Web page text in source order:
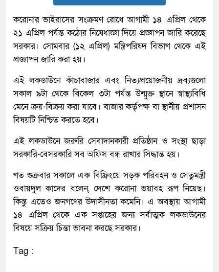
করোনার ভাইরাসের সংক্রমণ রোধে আগামী ১৪ এপ্রিল থেকে
২১ এপ্রিল পর্যন্ত কঠোর নিষেধাজ্ঞা দিয়ে প্রজ্ঞাপন জারি করেছে
সরকার। সোমবার (১২ এপ্রিল) মন্ত্রিপরিষদ বিভাগ থেকে এই
প্রজ্ঞাপন জারি করা হয়।
এই লকডাউনে কাঁচাবাজার এবং নিত্যপ্রয়োজনীয় দ্রব্যগুলো
সকাল ৯টা থেকে বিকেল ৩টা পর্যন্ত উন্মুক্ত স্থানে স্বাস্থ্যবিধি
মেনে ক্রয়-বিক্রয় করা যাবে। বাজার কর্তৃপক্ষ বা স্থানীয় প্রশাসন
বিষয়টি নিশ্চিত করতে হবে।
এই লকডাউনে জরুরি সেবাদানকারী প্রতিষ্ঠান ও সংস্থা ছাড়া
সরকারি-বেসরকারি সব অফিস বন্ধ রাখার সিদ্ধান্ত হয়।
গত শুক্রবার সকালে এক বিফ্রিংয়ে সড়ক পরিবহন ও সেতুমন্ত্রী
ওবায়দুল কাদের বলেন, দেশে করোনা ভয়াবহ রূপ নিয়েছ।
কিন্তু এতেও জনগণের উদাসীনতা কমেনি। এ অবস্থায় আগামী
১৪ এপ্রিল থেকে এক সপ্তাহের জন্য সর্বাত্মক লকডাউনের
বিষয়ে সক্রিয় চিন্তা ভাবনা করছে সরকার।
Tag :